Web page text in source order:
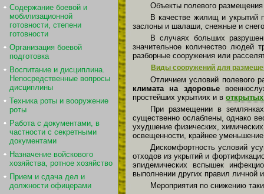
Содержание боевой и
мобилизационной
готовности, степени
готовности
Организация боевой
подготовка
Воспитание и дисциплина.
Непосредственные вопросы
дисциплины
Техника роты и вооружение
роты
Работа с документами, в
частности с секретными
документами
Назначение войскового
хозяйства, ротное хозяйство
Прием и сдача дел и
должности офицерами
Объекты полевого
В качестве жилищ и укрытий
заслоны и ша­лаши, снежные и
В случаях больших
значительное количество людей
разборные сооружения или
Виды сооружений для
Отличием условий полевого
климата на здоровье
простейших укрытиях и в
При размещении в
существенно ослаблены, однако
ухудшение физических,
освещенности, крайнее
Дискомфортность условий
отходов из укрытий и
эпидемических вспышек
выполнении других правил личной
Мероприятия по снижению